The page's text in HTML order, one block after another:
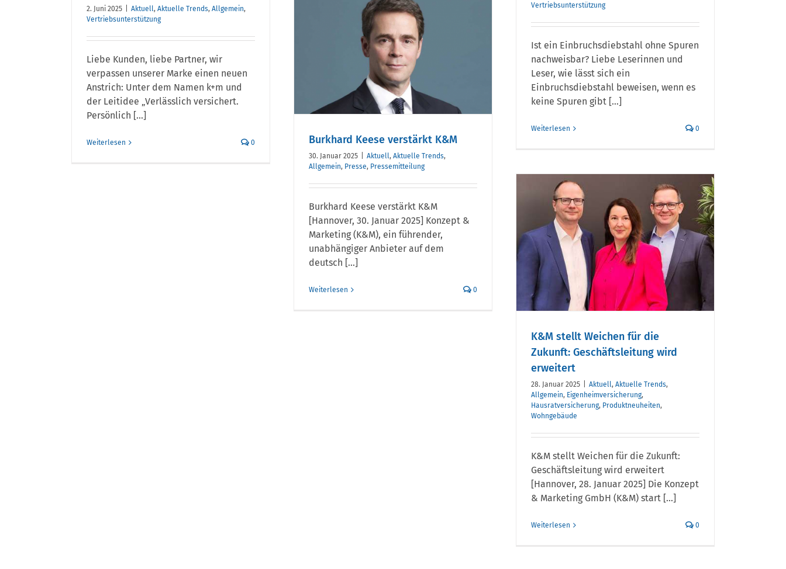
Vertriebsunterstützung
Ist ein Einbruchsdiebstahl ohne Spuren
nachweisbar? Liebe Leserinnen und
Leser, wie lässt sich ein
Einbruchsdiebstahl beweisen, wenn es
keine Spuren gibt [...]
Weiterlesen 0
2. Juni 2025 Aktuell, Aktuelle Trends, Allgemein,
Vertriebsunterstützung
Liebe Kunden, liebe Partner, wir
verpassen unserer Marke einen neuen
Anstrich: Unter dem Namen k+m und
der Leitidee „Verlässlich versichert.
Persönlich [...]
Weiterlesen 0
Burkhard Keese
verstärkt K&M
Burkhard Keese verstärkt K&M
30. Januar 2025 Aktuell, Aktuelle Trends,
Allgemein, Presse, Pressemitteilung
Burkhard Keese verstärkt K&M
[Hannover, 30. Januar 2025] Konzept &
Marketing (K&M), ein führender,
unabhängiger Anbieter auf dem
deutsch [...]
Weiterlesen 0
K&M stellt Weichen für
die Zukunft:
Geschäftsleitung wird
K&M stellt Weichen für die
Zukunft: Geschäftsleitung wird
erweitert
28. Januar 2025 Aktuell, Aktuelle Trends,
Allgemein, Eigenheimversicherung,
Hausratversicherung, Produktneuheiten,
Wohngebäude
K&M stellt Weichen für die Zukunft:
Geschäftsleitung wird erweitert
[Hannover, 28. Januar 2025] Die Konzept
& Marketing GmbH (K&M) start [...]
Weiterlesen 0